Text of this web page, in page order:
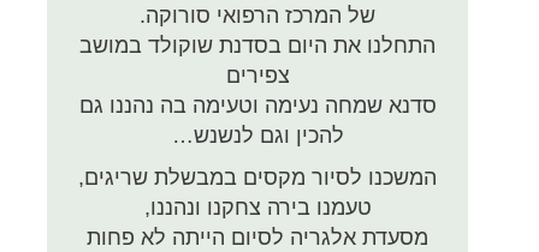
של המרכז הרפואי סורוקה.
התחלנו את היום בסדנת שוקולד במושב
צפירים
סדנא שמחה נעימה וטעימה בה נהננו גם
להכין וגם לנשנש…
המשכנו לסיור מקסים במבשלת שריגים,
טעמנו בירה צחקנו ונהננו,
מסעדת אלגריה לסיום הייתה לא פחות